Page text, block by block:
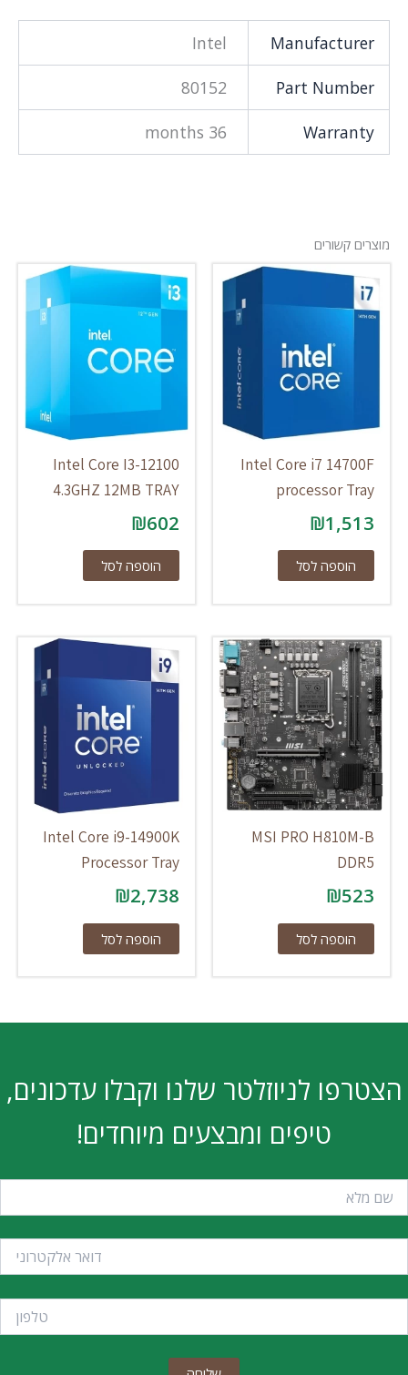
Manufacturer
Intel
Part Number
80152
Warranty
36 months
מוצרים קשורים
Intel Core i7 14700F
processor Tray
₪1,513
הוספה לסל
Intel Core I3-12100
4.3GHZ 12MB TRAY
₪602
הוספה לסל
MSI PRO H810M-B
DDR5
₪523
הוספה לסל
Intel Core i9-14900K
Processor Tray
₪2,738
הוספה לסל
הצטרפו לניוזלטר שלנו וקבלו עדכונים,
טיפים ומבצעים מיוחדים!